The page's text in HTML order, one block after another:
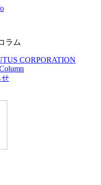
ラム
CORPORATION
せ